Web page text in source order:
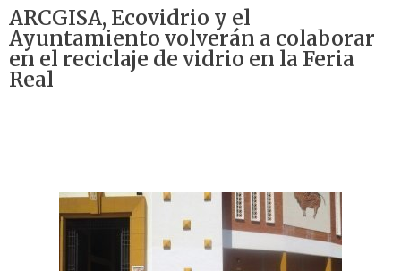
ARCGISA, Ecovidrio y el
Ayuntamiento volverán a colaborar
en el reciclaje de vidrio en la Feria
Real